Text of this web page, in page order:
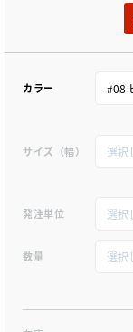
カラー
サイズ（幅）
発注単位
数量